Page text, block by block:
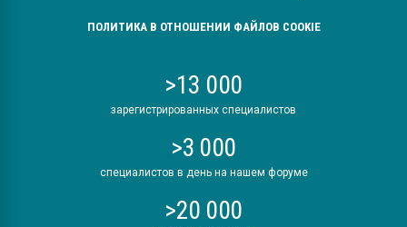
ПОЛИТИКА В ОТНОШЕНИИ ФАЙЛОВ COOKIE
>13 000
зарегистрированных специалистов
>3 000
специалистов в день на нашем форуме
>20 000